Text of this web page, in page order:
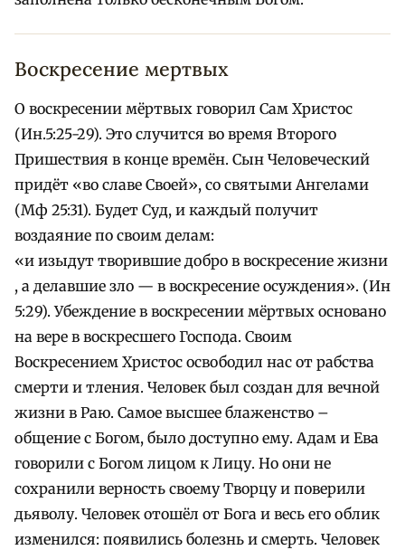
Воскресение мертвых
О воскресении мёртвых говорил Сам Христос
(Ин.5:25-29). Это случится во время Второго
Пришествия в конце времён. Сын Человеческий
придёт «во славе Своей», со святыми Ангелами
(Мф 25:31). Будет Суд, и каждый получит
воздаяние по своим делам:
«и изыдут творившие добро в воскресение жизни
, а делавшие зло — в воскресение осуждения». (Ин
5:29). Убеждение в воскресении мёртвых основано
на вере в воскресшего Господа. Своим
Воскресением Христос освободил нас от рабства
смерти и тления. Человек был создан для вечной
жизни в Раю. Самое высшее блаженство –
общение с Богом, было доступно ему. Адам и Ева
говорили с Богом лицом к Лицу. Но они не
сохранили верность своему Творцу и поверили
дьяволу. Человек отошёл от Бога и весь его облик
изменился: появились болезнь и смерть. Человек